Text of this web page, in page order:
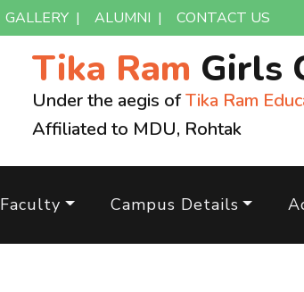
GALLERY | ALUMNI | CONTACT US
Tika Ram Girls
Under the aegis ofTika Ram
Affiliated to MDU, Rohtak
Faculty Campus Details